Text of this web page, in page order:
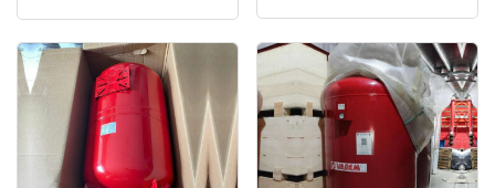
là:
3,420,000 ₫.
tại
2,750,000 ₫.